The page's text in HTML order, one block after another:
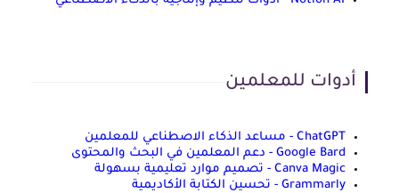
أدوات للمعلمين
ChatGPT - مساعد الذكاء الاصطناعي للمعلمين
Google Bard - دعم المعلمين في البحث والمحتوى
Canva Magic - تصميم موارد تعليمية بسهولة
Grammarly - تحسين الكتابة الأكاديمية